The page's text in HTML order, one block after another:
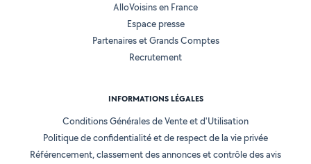
AlloVoisins en France
Espace presse
Partenaires et Grands Comptes
Recrutement
INFORMATIONS LÉGALES
Conditions Générales de Vente et d'Utilisation
Politique de confidentialité et de respect de la vie privée
Référencement, classement des annonces et contrôle des avis